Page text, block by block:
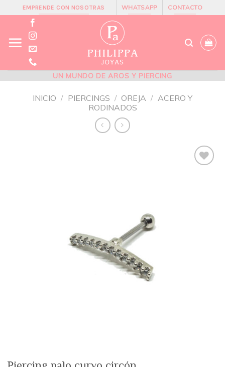
content
EMPRENDE CON NOSOTRAS WHATSAPP CONTACTO
UN MUNDO DE AROS Y PIERCING
INICIO / PIERCINGS / OREJA / ACERO Y
RODINADOS